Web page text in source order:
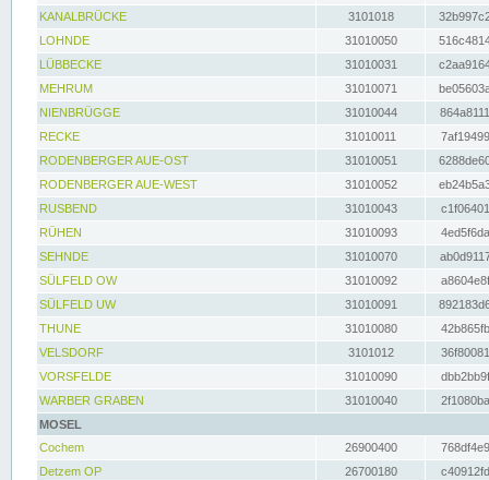
KANALBRÜCKE
3101018
LOHNDE
31010050
LÜBBECKE
31010031
MEHRUM
31010071
NIENBRÜGGE
31010044
RECKE
31010011
RODENBERGER AUE-OST
31010051
RODENBERGER AUE-WEST
31010052
RUSBEND
31010043
RÜHEN
31010093
SEHNDE
31010070
SÜLFELD OW
31010092
SÜLFELD UW
31010091
THUNE
31010080
VELSDORF
3101012
VORSFELDE
31010090
WARBER GRABEN
31010040
MOSEL
Cochem
26900400
Detzem OP
26700180